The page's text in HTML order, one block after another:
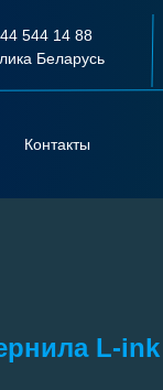
Контакты
544 14 88
Беларусь
L-ink